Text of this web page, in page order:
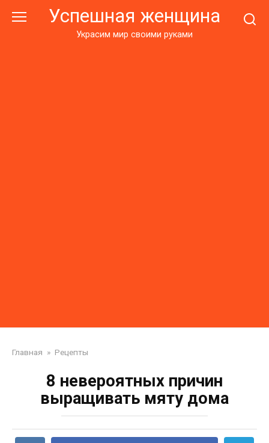
Успешная женщина
Украсим мир своими руками
Главная » Рецепты
8 невероятных причин
выращивать мяту дома